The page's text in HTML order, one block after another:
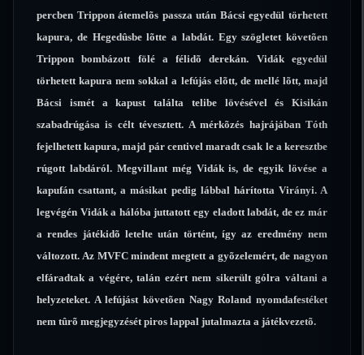
percben Trippon átemelõs passza után Bácsi egyedül törhetett
kapura, de Hegedûsbe lõtte a labdát. Egy szögletet követõen
Trippon bombázott fölé a félidõ derekán. Vidák egyedül
törhetett kapura nem sokkal a lefújás elõtt, de mellé lõtt, majd
Bácsi ismét a kapust találta telibe lövésével és Kisikán
szabadrúgása is célt tévesztett. A mérkõzés hajrájában Tóth
fejelhetett kapura, majd pár centivel maradt csak le a keresztbe
rúgott labdáról. Megvillant még Vidák is, de egyik lövése a
kapufán csattant, a másikat pedig lábbal hárította Virányi. A
legvégén Vidák a hálóba juttatott egy eladott labdát, de ez már
a rendes játékidõ letelte után történt, így az eredmény nem
változott. Az MVFC mindent megtett a gyõzelemért, de nagyon
elfáradtak a végére, talán ezért nem sikerült gólra váltani a
helyzeteket. A lefújást követõen Nagy Roland nyomdafestéket
nem tûrõ megjegyzését piros lappal jutalmazta a játékvezetõ.